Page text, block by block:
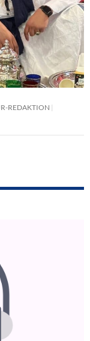
REDAKTION